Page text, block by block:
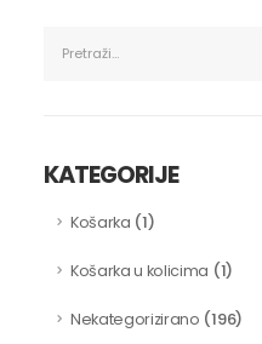
KATEGORIJE
Košarka (1)
Košarka u kolicima (1)
Nekategorizirano (196)